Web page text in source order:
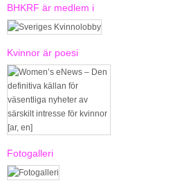
BHKRF är medlem i
Kvinnor är poesi
Fotogalleri